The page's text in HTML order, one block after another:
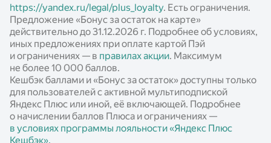
https://yandex.ru/legal/plus_loyalty. Есть ограничения.
Предложение «Бонус за остаток на карте»
действительно до 31.12.2026 г. Подробнее об условиях,
иных предложениях при оплате картой Пэй
и ограничениях — в правилах акции. Максимум
не более 10 000 баллов.
Кешбэк баллами и «Бонус за остаток» доступны только
для пользователей с активной мультиподпиской
Яндекс Плюс или иной, её включающей. Подробнее
о начислении баллов Плюса и ограничениях —
в условиях программы лояльности «Яндекс Плюс
Кешбэк».